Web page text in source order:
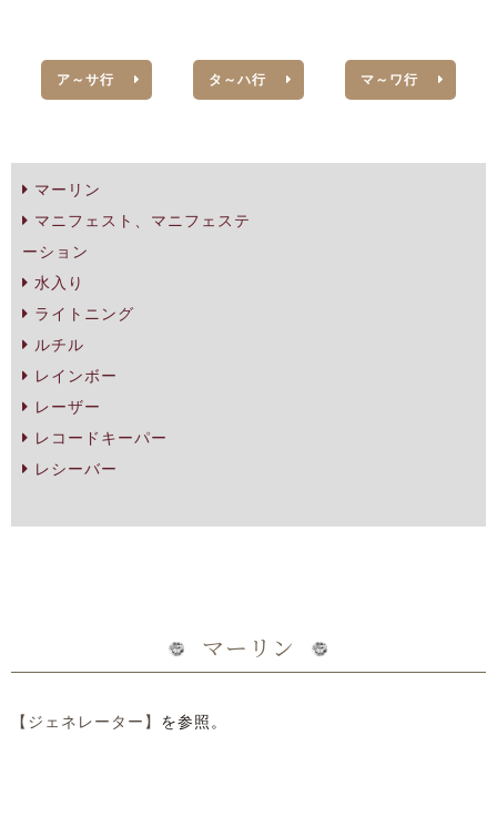
ア～サ行 タ～ハ行 マ～ワ行
マーリン
マニフェスト、マニフェステ
ーション
水入り
ライトニング
ルチル
レインボー
レーザー
レコードキーパー
レシーバー
マーリン
【ジェネレーター】 を参照。